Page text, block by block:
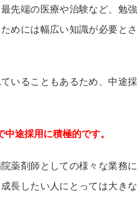
先端の医療や治験など、勉強
めには幅広い知識が必要とさ
いることもあるため、中途採
途採用に積極的です。
薬剤師としての様々な業務に
長したい人にとっては大きな